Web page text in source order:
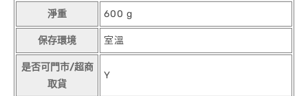
淨重 600 g
保存環境 室溫
是否可門市/超商
取貨
Y